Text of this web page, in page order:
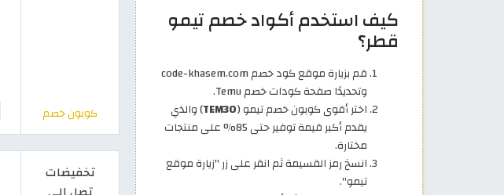
كوبون خصم
تخفيضات
كيف استخدم أكواد خصم تيمو
قطر؟
قم بزيارة موقع كود خصم code-khasem.com
وتحديدًا صفحة كودات خصم Temu.
اختر أقوى كوبون خصم تيمو (TEM30) والذي
يقدم أكبر قيمة توفير حتى 85% على منتجات
مختارة.
انسخ رمز القسيمة ثم انقر على زر "زيارة موقع
تيمو".